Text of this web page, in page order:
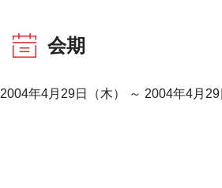
会期
2004年4月29日（木） ～ 2004年4月29